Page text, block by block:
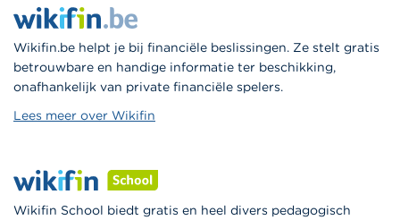
Wikifin.be helpt je bij financiële beslissingen. Ze stelt gratis
betrouwbare en handige informatie ter beschikking,
onafhankelijk van private financiële spelers.
Lees meer over Wikifin
Wikifin School biedt gratis en heel divers pedagogisch